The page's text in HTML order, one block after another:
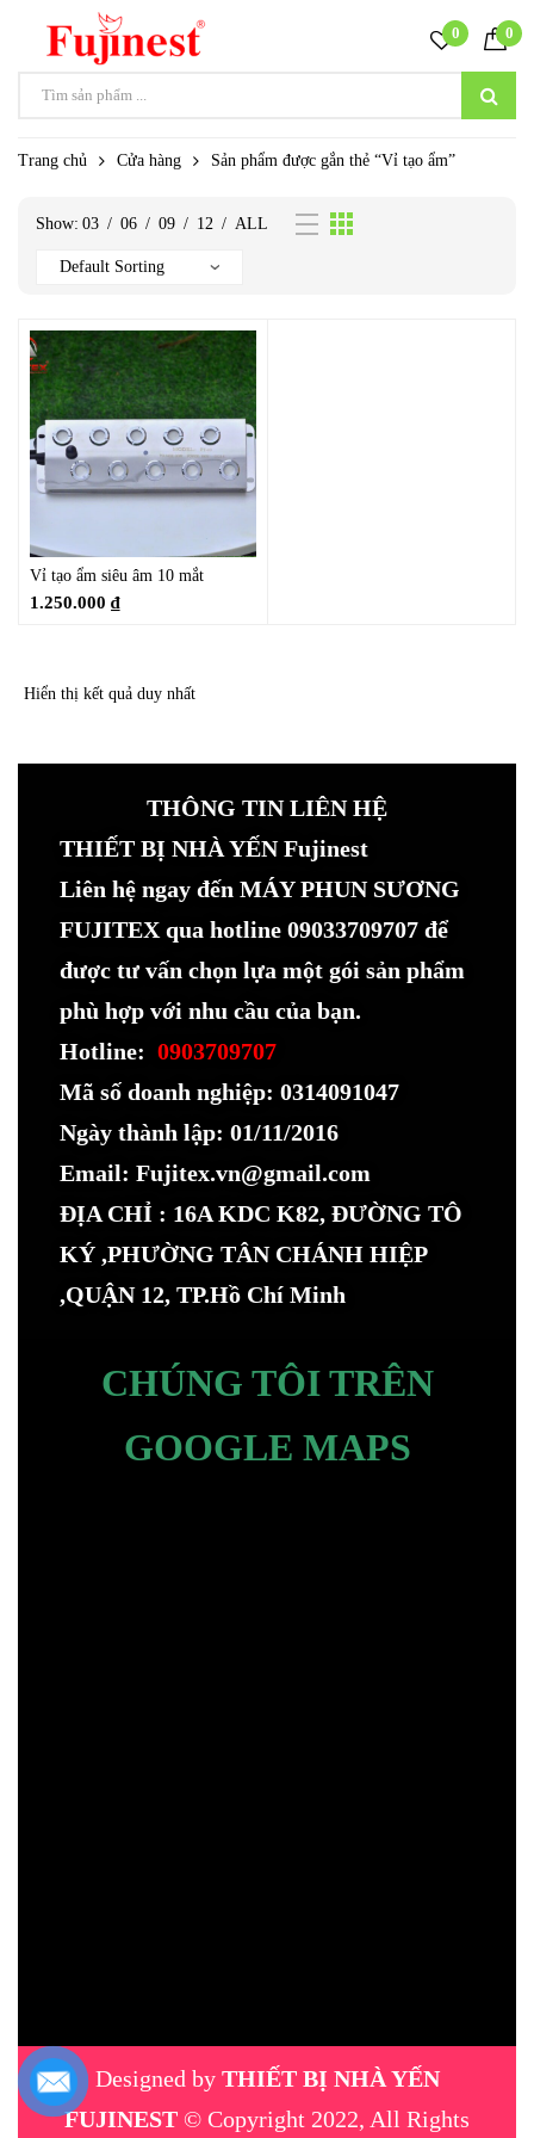
0 0
Trang chủ Cửa hàng Sản phẩm được gắn thẻ “Vỉ tạo ẩm”
Show: 03 / 06 / 09 / 12 / ALL
Vỉ tạo ẩm siêu âm 10 mắt
1.250.000 ₫
Hiển thị kết quả duy nhất
THÔNG TIN LIÊN HỆ
THIẾT BỊ NHÀ YẾN Fujinest
Liên hệ ngay đến MÁY PHUN SƯƠNG
FUJITEX qua hotline 09033709707 để
được tư vấn chọn lựa một gói sản phẩm
phù hợp với nhu cầu của bạn.
Hotline: 0903709707
Mã số doanh nghiệp: 0314091047
Ngày thành lập: 01/11/2016
Email: Fujitex.vn@gmail.com
ĐỊA CHỈ : 16A KDC K82, ĐƯỜNG TÔ
KÝ ,PHƯỜNG TÂN CHÁNH HIỆP
,QUẬN 12, TP.Hồ Chí Minh
CHÚNG TÔI TRÊN
GOOGLE MAPS
Designed by THIẾT BỊ NHÀ YẾN
FUJINEST © Copyright 2022, All Rights